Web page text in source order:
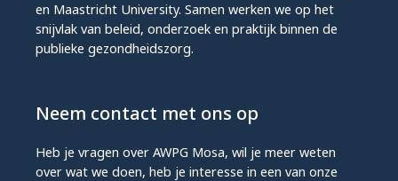
en Maastricht University. Samen werken we op het
snijvlak van beleid, onderzoek en praktijk binnen de
publieke gezondheidszorg.
Neem contact met ons op
Heb je vragen over AWPG Mosa, wil je meer weten
over wat we doen, heb je interesse in een van onze